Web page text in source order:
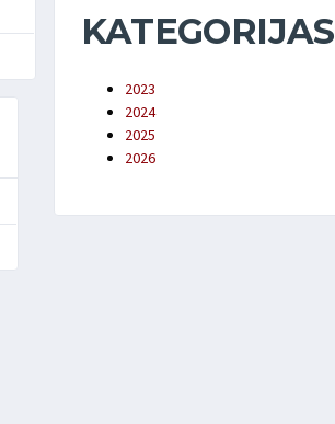
KATEGORIJAS
2023
2024
2025
2026